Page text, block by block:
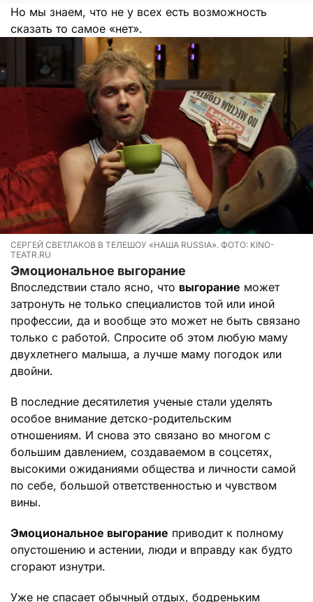
Но мы знаем, что не у всех есть возможность
сказать то самое «нет».
СЕРГЕЙ СВЕТЛАКОВ В ТЕЛЕШОУ «НАША RUSSIA». ФОТО: KINO-
TEATR.RU
Эмоциональное выгорание
Впоследствии стало ясно, что выгорание может
затронуть не только специалистов той или иной
профессии, да и вообще это может не быть связано
только с работой. Спросите об этом любую маму
двухлетнего малыша, а лучше маму погодок или
двойни.
В последние десятилетия ученые стали уделять
особое внимание детско-родительским
отношениям. И снова это связано во многом с
большим давлением, создаваемом в соцсетях,
высокими ожиданиями общества и личности самой
по себе, большой ответственностью и чувством
вины.
Эмоциональное выгорание приводит к полному
опустошению и астении, люди и вправду как будто
сгорают изнутри.
Уже не спасает обычный отдых, бодреньким